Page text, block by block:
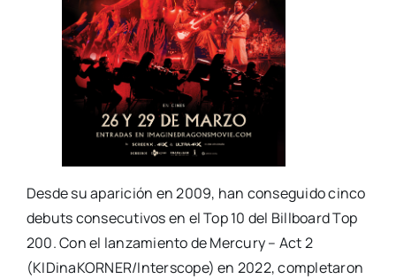
Desde su aparición en 2009, han conseguido cinco
debuts consecutivos en el Top 10 del Billboard Top
200. Con el lanzamiento de Mercury – Act 2
(KIDinaKORNER/Interscope) en 2022, completaron